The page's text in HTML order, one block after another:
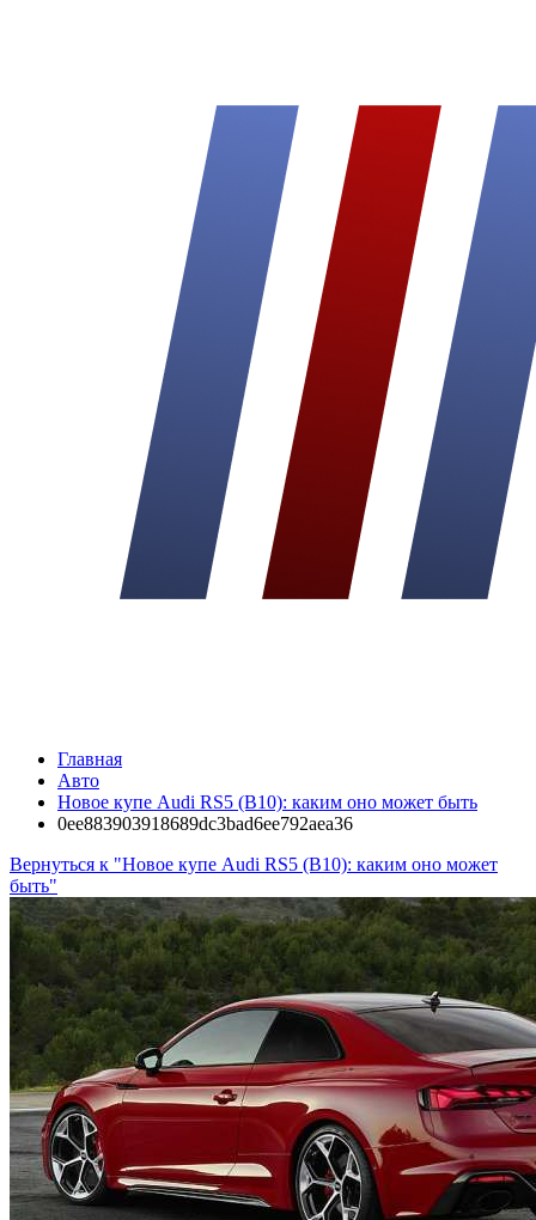
Главная
Авто
Новое купе Audi RS5 (B10): каким оно может быть
0ee883903918689dc3bad6ee792aea36
Вернуться к "Новое купе Audi RS5 (B10): каким оно может
быть"